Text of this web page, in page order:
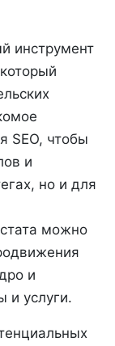
инструмент
SEO, чтобы
и
но и для
можно
и
и услуги.